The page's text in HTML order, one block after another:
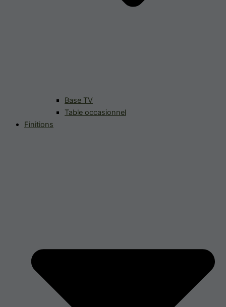
Base TV
Table occasionnel
Finitions